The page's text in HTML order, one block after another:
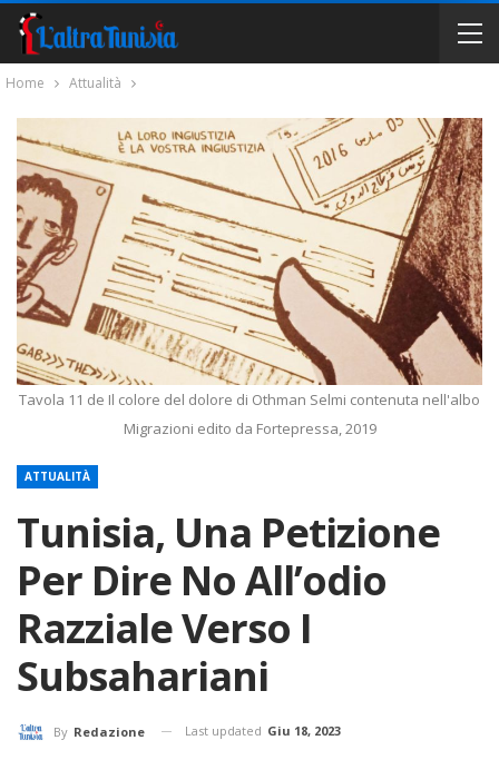
Home Attualità
Tavola 11 de Il colore del dolore di Othman Selmi contenuta nell'albo
Migrazioni edito da Fortepressa, 2019
ATTUALITÀ
Tunisia, Una Petizione
Per Dire No All’odio
Razziale Verso I
Subsahariani
By Redazione Last updated Giu 18, 2023